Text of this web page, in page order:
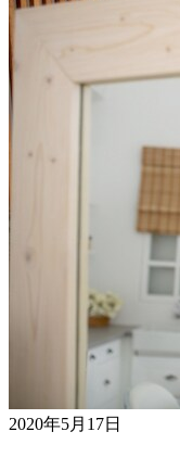
2020年5月17日